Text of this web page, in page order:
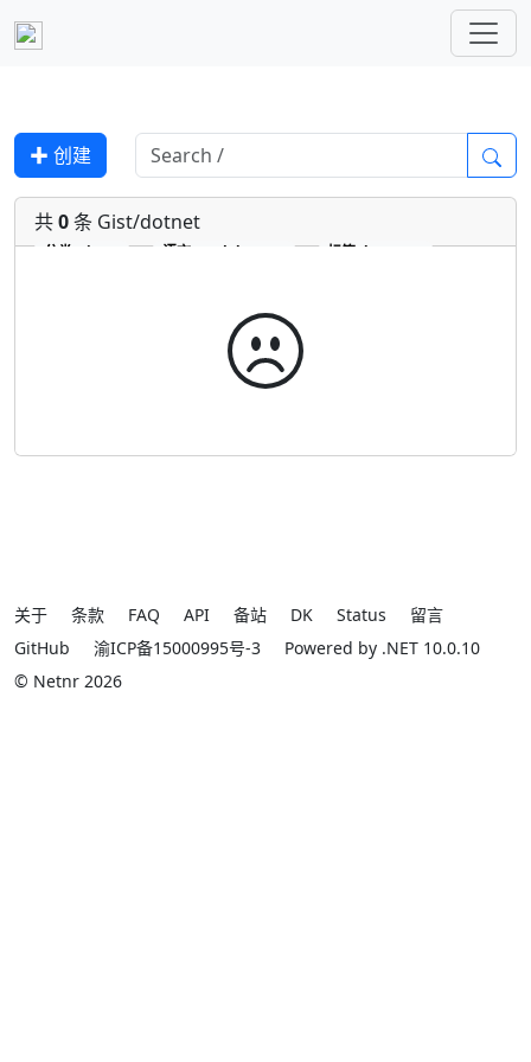
✚ 创建
共0条 Gist/dotnet
分类 Gist 语言 markdown 标签 dotnet
关于 条款 FAQ API 备站 DK Status
留言
GitHub
渝ICP备15000995号-3
Powered by .NET 10.0.10
© Netnr 2026